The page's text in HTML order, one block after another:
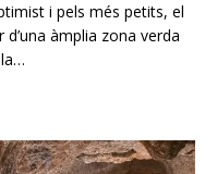
i pels més petits, el
àmplia zona verda